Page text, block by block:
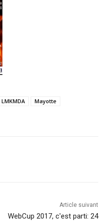
LMKMDA
Mayotte
Article suivant
WebCup 2017, c'est parti: 24